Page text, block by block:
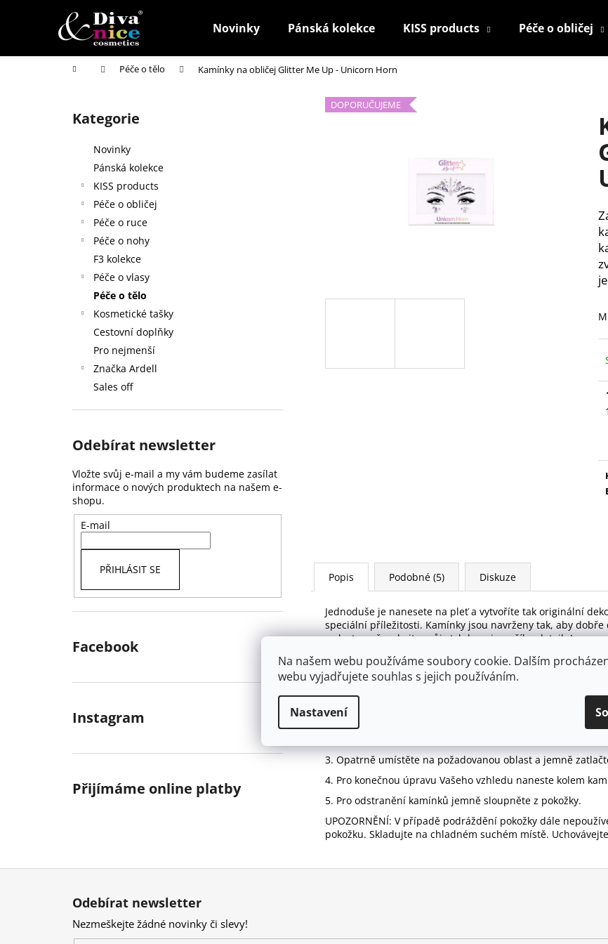
Na našem webu používáme soubory cookie. Dalším
webu vyjadřujete souhlas s jejich používáním.
Nastavení
Novinky Pánská kolekce KISS products Péče o obličej
Domů Péče o tělo Kamínky na obličej Glitter Me Up - Unicorn Horn
Přeskočit
kategorie
Kategorie
Novinky
Pánská kolekce
KISS products
Péče o obličej
Péče o ruce
Péče o nohy
F3 kolekce
Péče o vlasy
Péče o tělo
Kosmetické tašky
Cestovní doplňky
Pro nejmenší
Značka Ardell
Sales off
Odebírat newsletter
Vložte svůj e-mail a my vám budeme zasílat
informace o nových produktech na našem e-
shopu.
E-mail
PŘIHLÁSIT SE
Facebook
Instagram
Přijímáme online platby
DOPORUČUJEME
Popis Podobné (5) Diskuze
Jednoduše je nanesete na pleť a vytvoříte tak originální
speciální příležitosti. Kamínky jsou navrženy tak, aby
radost a vyšperkujte svůj styl do nejmenšího detailu!
Tyto kamínky na obličej jsou vyrobené z barevných
dodávají jedinečný a oslnivý vzhled. Tyto kamínky se
používat i celodenně.
1. Před aplikací se ujistěte, že je pokožka čistá a bez
2. Kamínky na obličej jemně uchopte a sejměte z čirého
3. Opatrně umístěte na požadovanou oblast a jemně
4. Pro konečnou úpravu Vašeho vzhledu naneste kolem
5. Pro odstranění kamínků jemně sloupněte z pokožky.
UPOZORNĚNÍ: V případě podráždění pokožky dále
pokožku. Skladujte na chladném suchém místě.
í
Zpět
do
Zpět
do
Co potřebujete najít?
Doporučujeme
HOUBIČKA NA MAKE-UP, KULATÁ
KONTUROVACÍ TUŽKA NA OČI
LEPIDLO, Č.3
Odebírat newsletter
Nezmeškejte žádné novinky či slevy!